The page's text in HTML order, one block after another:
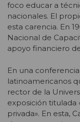
foco educar a
nacionales. El
esta carencia. En
Nacional de
apoyo financiero
En una
latinoamericanos
rector de la
exposición titulada
privada». En esta,